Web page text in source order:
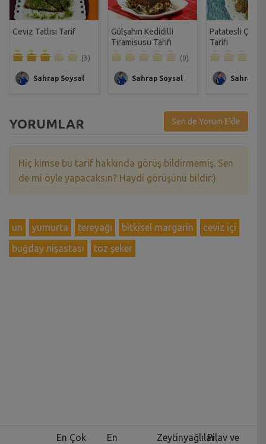
Ceviz Tatlısı Tarif
(3)
Sahrap Soysal
Gülşahın Kedidilli
Tiramisusu Tarifi
(0)
Sahrap Soysal
Patatesli Çıtır
Tarifi
Sahrap
YORUMLAR Sen de Yorum Ekle
Hiç kimse bu tarif hakkında görüş bildirmemiş. Sen
de mi öyle yapacaksın? Haydi görüşünü bildir:)
un yumurta tereyağı bitkisel margarin
ceviz içi
buğday nişastası
toz şeker
En Çok
En
ZeytinyağlılarPilav ve